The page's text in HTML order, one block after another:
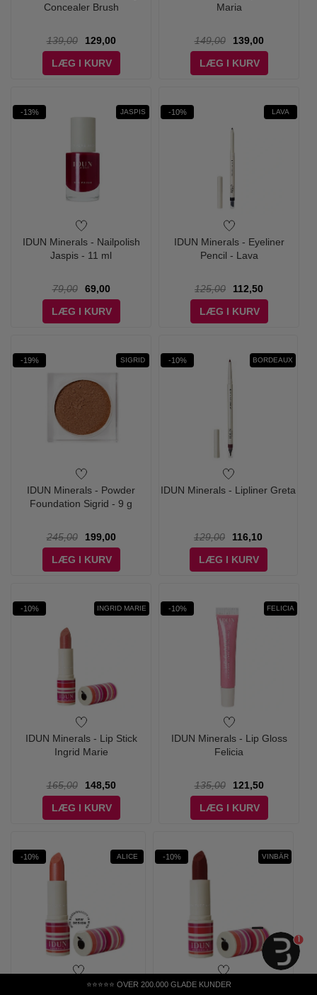
⭐⭐⭐⭐⭐ OVER 200.000 GLADE KUNDER
Concealer Brush
139,00
129,00
LÆG I KURV
Maria
149,00
139,00
LÆG I KURV
-13% JASPIS
IDUN Minerals - Nailpolish
Jaspis - 11 ml
79,00
69,00
LÆG I KURV
-10% LAVA
IDUN Minerals - Eyeliner
Pencil - Lava
125,00
112,50
LÆG I KURV
-19% SIGRID
IDUN Minerals - Powder
Foundation Sigrid - 9 g
245,00
199,00
LÆG I KURV
-10% BORDEAUX
IDUN Minerals - Lipliner Greta
129,00
116,10
LÆG I KURV
-10% INGRID MARIE
IDUN Minerals - Lip Stick
Ingrid Marie
165,00
148,50
LÆG I KURV
-10% FELICIA
IDUN Minerals - Lip Gloss
Felicia
135,00
121,50
LÆG I KURV
-10% ALICE
IDUN Minerals - Lipstick Alice
-10% VINBÄR
IDUN Minerals - Lipstick
1